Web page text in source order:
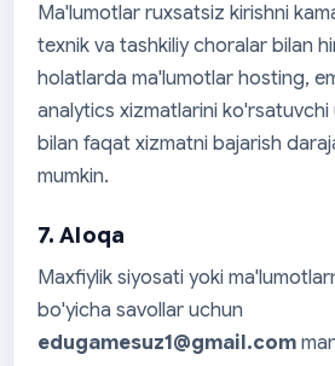
Ma'lumotlar ruxsatsiz kirishni
texnik va tashkiliy choralar bilan
holatlarda ma'lumotlar hosting,
analytics xizmatlarini
bilan faqat xizmatni bajarish
mumkin.
7. Aloqa
Maxfiylik siyosati yoki
bo'yicha savollar uchun
edugamesuz1@gmail.com